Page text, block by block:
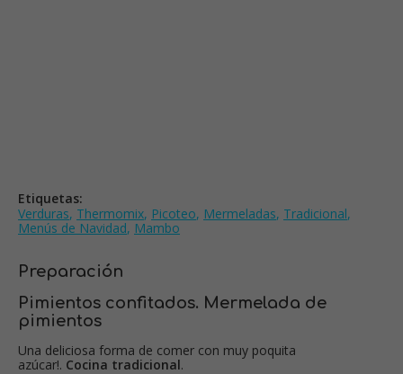
Etiquetas:
Verduras, Thermomix, Picoteo, Mermeladas, Tradicional,
Menús de Navidad, Mambo
Preparación
Pimientos confitados. Mermelada de
pimientos
Una deliciosa forma de comer con muy poquita
azúcar!. Cocina tradicional.